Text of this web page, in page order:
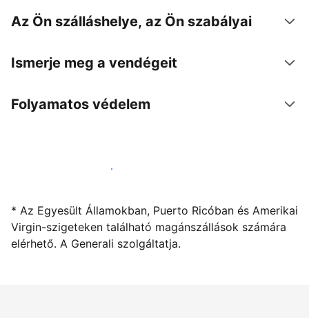
Az Ön szálláshelye, az Ön szabályai
Ismerje meg a vendégeit
Folyamatos védelem
Kínáljon szállást a segítségünkkel
* Az Egyesült Államokban, Puerto Ricóban és Amerikai
Virgin-szigeteken található magánszállások számára
elérhető. A Generali szolgáltatja.